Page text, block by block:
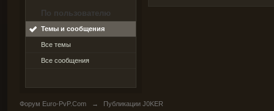
По пользователю
Темы и сообщения
Все темы
Все сообщения
Форум Euro-PvP.Com → Публикации J0KER